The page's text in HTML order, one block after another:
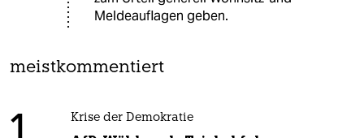
Meldeauflagen geben.
meistkommentiert
Krise der Demokratie